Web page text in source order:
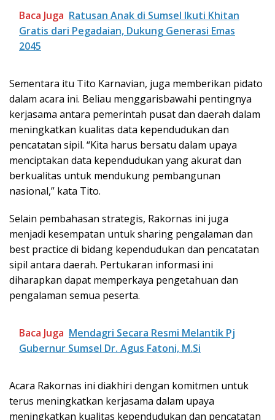
Baca Juga Ratusan Anak di Sumsel Ikuti Khitan
Gratis dari Pegadaian, Dukung Generasi Emas
2045
Sementara itu Tito Karnavian, juga memberikan pidato
dalam acara ini. Beliau menggarisbawahi pentingnya
kerjasama antara pemerintah pusat dan daerah dalam
meningkatkan kualitas data kependudukan dan
pencatatan sipil. “Kita harus bersatu dalam upaya
menciptakan data kependudukan yang akurat dan
berkualitas untuk mendukung pembangunan
nasional,” kata Tito.
Selain pembahasan strategis, Rakornas ini juga
menjadi kesempatan untuk sharing pengalaman dan
best practice di bidang kependudukan dan pencatatan
sipil antara daerah. Pertukaran informasi ini
diharapkan dapat memperkaya pengetahuan dan
pengalaman semua peserta.
Baca Juga Mendagri Secara Resmi Melantik Pj
Gubernur Sumsel Dr. Agus Fatoni, M.Si
Acara Rakornas ini diakhiri dengan komitmen untuk
terus meningkatkan kerjasama dalam upaya
meningkatkan kualitas kependudukan dan pencatatan